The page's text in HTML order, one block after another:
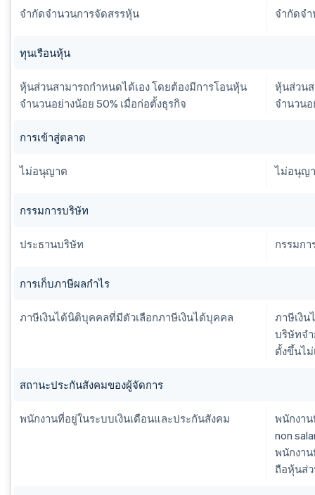
จำกัดจำนวนการจัดสรรหุ้น จำกัดจ
ทุนเรือนหุ้น
หุ้นส่วนสามารถกำหนดได้เอง โดยต้องมีการโอนหุ้น
จำนวนอย่างน้อย 50% เมื่อก่อตั้งธุรกิจ
หุ้นส่วน
จำนวนอ
การเข้าสู่ตลาด
ไม่อนุญาต ไม่อนุญ
กรรมการบริษัท
ประธานบริษัท กรรมก
การเก็บภาษีผลกำไร
ภาษีเงินได้นิติบุคคลที่มีตัวเลือกภาษีเงินได้บุคคล
ภาษีเงิ
บริษัทจำ
ตั้งขึ้นไม่
สถานะประกันสังคมของผู้จัดการ
พนักงานที่อยู่ในระบบเงินเดือนและประกันสังคม
พนักงาน
non
พนักงา
ถือหุ้นส่